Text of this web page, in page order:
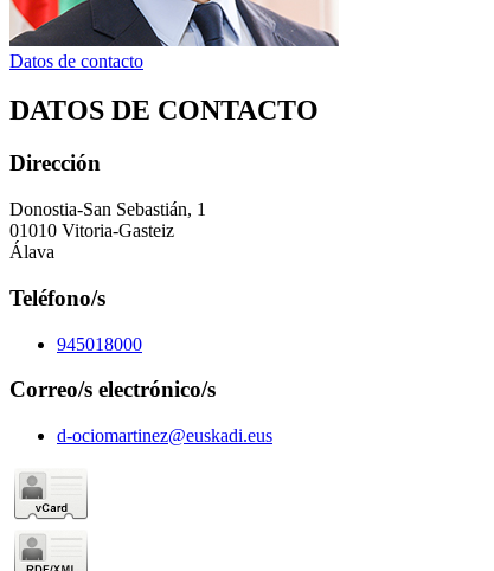
Datos de contacto
DATOS DE CONTACTO
Dirección
Donostia-San Sebastián, 1
01010 Vitoria-Gasteiz
Álava
Teléfono/s
945018000
Correo/s electrónico/s
d-ociomartinez@euskadi.eus